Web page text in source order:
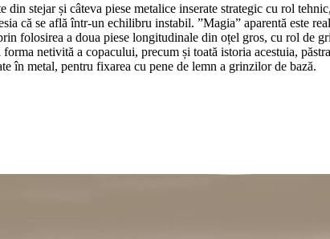
din stejar și câteva piese metalice inserate strategic cu rol
că se află într-un echilibru instabil. ”Magia” aparentă este
folosirea a doua piese longitudinale din oțel gros, cu rol de
forma netivită a copacului, precum și toată istoria acestuia,
în metal, pentru fixarea cu pene de lemn a grinzilor de bază.